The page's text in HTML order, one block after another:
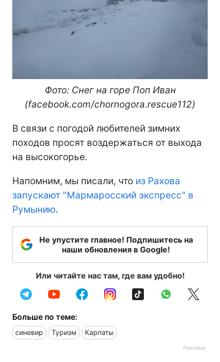
Фото: Снег на горе Поп Иван
(facebook.com/chornogora.rescue112)
В связи с погодой любителей зимних
походов просят воздержаться от выхода
на высокогорье.
Напомним, мы писали, что из Рахова
запускают "Мармаросский экспресс" в
Румынию.
Не упустите главное! Подпишитесь на
наши обновления в Google!
Или читайте нас там, где вам удобно!
Больше по теме:
синевир Туризм Карпаты